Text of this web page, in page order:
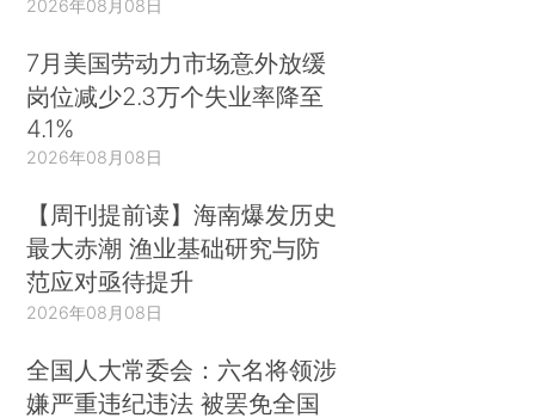
2026年08月08日
7月美国劳动力市场意外放缓
岗位减少2.3万个失业率降至
4.1%
2026年08月08日
【周刊提前读】海南爆发历史
最大赤潮 渔业基础研究与防
范应对亟待提升
2026年08月08日
全国人大常委会：六名将领涉
嫌严重违纪违法 被罢免全国